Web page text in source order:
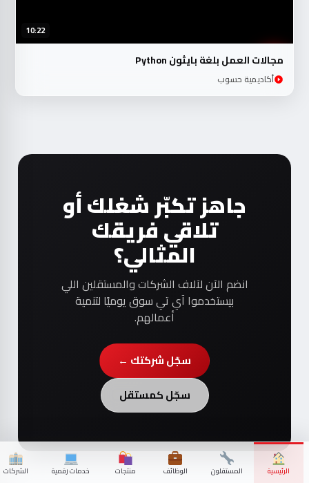
10:22
مجالات العمل بلغة بايثون Python
أكاديمية حسوب
جاهز تكبّر شغلك أو
تلاقي فريقك
المثالي؟
انضم الآن لآلاف الشركات والمستقلين اللي
بيستخدموا آي تي سوق يوميًا لتنمية
أعمالهم.
سجّل شركتك ←
سجّل كمستقل
الرئيسية المستقلون الوظائف منتجات خدمات رقمية الشركات